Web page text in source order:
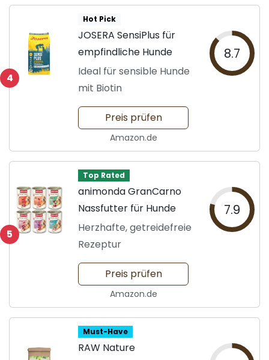
4
Hot Pick
JOSERA SensiPlus für
empfindliche Hunde
Ideal für sensible Hunde
mit Biotin
8.7
Preis prüfen
Amazon.de
5
Top Rated
animonda GranCarno
Nassfutter für Hunde
Herzhafte, getreidefreie
Rezeptur
7.9
Preis prüfen
Amazon.de
Must-Have
RAW Nature